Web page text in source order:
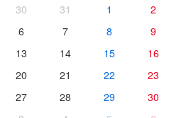
30 31 1
2
6 7 8
9
13 14 15
16
20 21 22
23
27 28 29
30